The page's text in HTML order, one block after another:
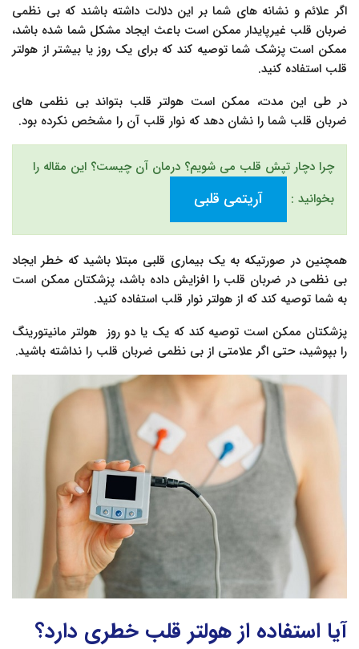
اگر علائم و نشانه های شما بر این دلالت داشته باشند که بی نظمی
ضربان قلب غیرپایدار ممکن است باعث ایجاد مشکل شما شده باشد،
ممکن است پزشک شما توصیه کند که برای یک روز یا بیشتر از هولتر
قلب استفاده کنید.
در طی این مدت، ممکن است هولتر قلب بتواند بی نظمی های
ضربان قلب شما را نشان دهد که نوار قلب آن را مشخص نکرده بود.
چرا دچار تپش قلب می شویم؟ درمان آن چیست؟ این مقاله را
بخوانید :
آریتمی قلبی
همچنین در صورتیکه به یک بیماری قلبی مبتلا باشید که خطر ایجاد
بی نظمی در ضربان قلب را افزایش داده باشد، پزشکتان ممکن است
به شما توصیه کند که از هولتر نوار قلب استفاده کنید.
پزشکتان ممکن است توصیه کند که یک یا دو روز هولتر مانیتورینگ
را بپوشید، حتی اگر علامتی از بی نظمی ضربان قلب را نداشته باشید.
آیا استفاده از هولتر قلب خطری دارد؟